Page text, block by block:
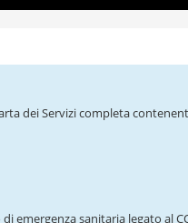
deiServizicompleta
emergenza sanitaria legato al